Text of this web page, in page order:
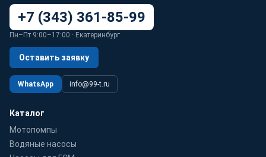
+7 (343) 361-85-99
Пн–Пт 9:00–17:00 · Екатеринбург
Оставить заявку
WhatsApp info@99-t.ru
Каталог
Мотопомпы
Водяные насосы